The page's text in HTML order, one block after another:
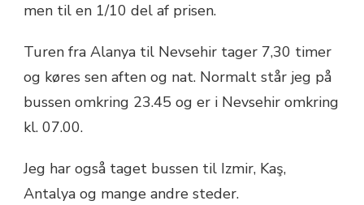
men til en 1/10 del af prisen.
Turen fra Alanya til Nevsehir tager 7,30 timer
og køres sen aften og nat. Normalt står jeg på
bussen omkring 23.45 og er i Nevsehir omkring
kl. 07.00.
Jeg har også taget bussen til Izmir, Kaş,
Antalya og mange andre steder.